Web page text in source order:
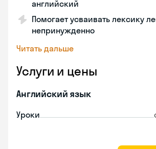
английский
Помогает усваивать лексику
непринужденно
Читать дальше
Услуги и цены
Английский язык
Уроки